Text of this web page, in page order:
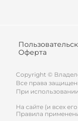
Оферта
Copyright ©
Все права
При
На сайте (и всех
Правила